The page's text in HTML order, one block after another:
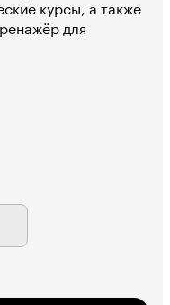
курсы, а также
для